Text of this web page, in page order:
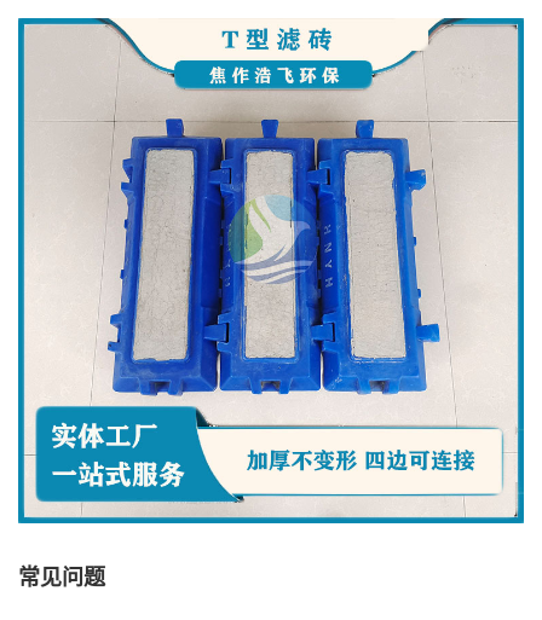
常见问题